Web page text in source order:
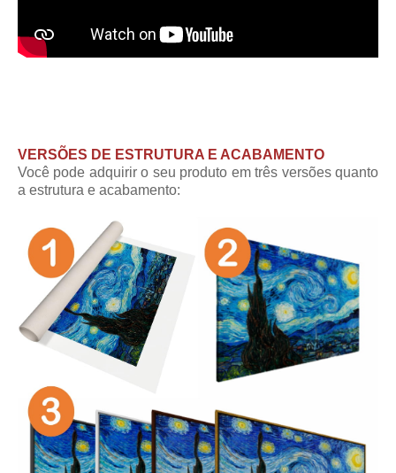
VERSÕES DE ESTRUTURA E ACABAMENTO
Você pode adquirir o seu produto em três versões quanto
a estrutura e acabamento: